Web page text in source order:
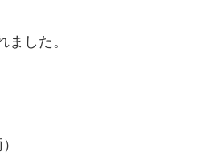
した。